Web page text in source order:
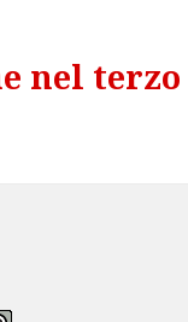
nel terzo